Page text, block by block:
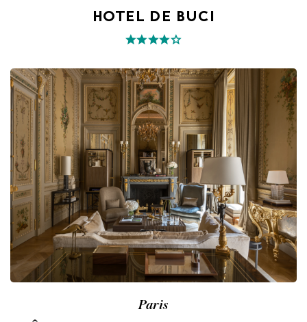
HOTEL DE BUCI
Paris